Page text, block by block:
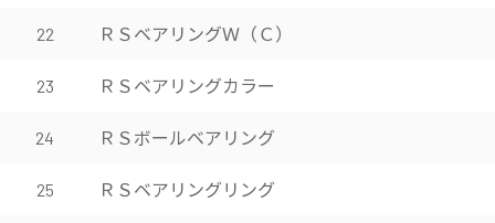
22 ＲＳベアリングＷ（Ｃ）
23 ＲＳベアリングカラー
24 ＲＳボールベアリング
25 ＲＳベアリングリング